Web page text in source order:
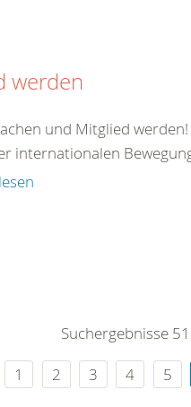
werden
und Mitglied
internationalen
Suchergebnisse
1 2 3 4 5